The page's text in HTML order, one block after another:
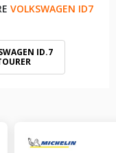
VOLKSWAGEN ID7
ID.7